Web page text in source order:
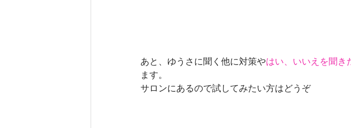
あと、ゆうさに聞く他に対策やはい、いいえを聞き
ます。
サロンにあるので試してみたい方はどうぞ